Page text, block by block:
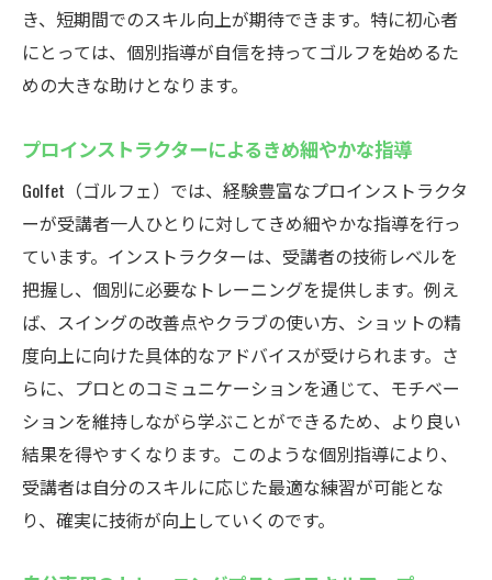
き、短期間でのスキル向上が期待できます。特に初心者
にとっては、個別指導が自信を持ってゴルフを始めるた
めの大きな助けとなります。
プロインストラクターによるきめ細やかな指導
Golfet（ゴルフェ）では、経験豊富なプロインストラクタ
ーが受講者一人ひとりに対してきめ細やかな指導を行っ
ています。インストラクターは、受講者の技術レベルを
把握し、個別に必要なトレーニングを提供します。例え
ば、スイングの改善点やクラブの使い方、ショットの精
度向上に向けた具体的なアドバイスが受けられます。さ
らに、プロとのコミュニケーションを通じて、モチベー
ションを維持しながら学ぶことができるため、より良い
結果を得やすくなります。このような個別指導により、
受講者は自分のスキルに応じた最適な練習が可能とな
り、確実に技術が向上していくのです。